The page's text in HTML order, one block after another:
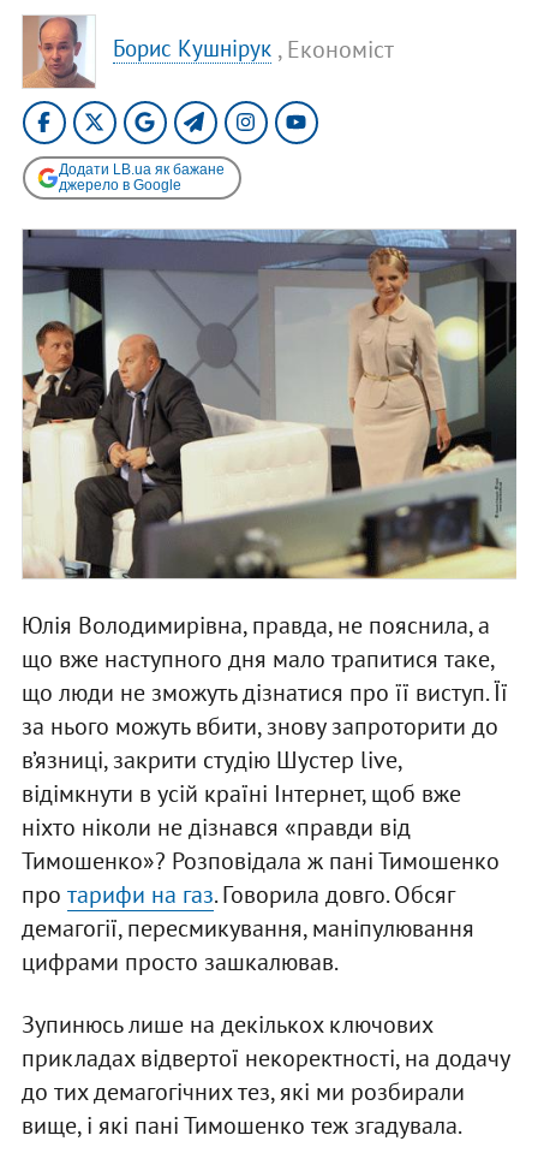
Борис Кушнірук , Економіст
Додати LB.ua як бажане
джерело в Google
Юлія Володимирівна, правда, не пояснила, а
що вже наступного дня мало трапитися таке,
що люди не зможуть дізнатися про її виступ. Її
за нього можуть вбити, знову запроторити до
в’язниці, закрити студію Шустер live,
відімкнути в усій країні Інтернет, щоб вже
ніхто ніколи не дізнався «правди від
Тимошенко»? Розповідала ж пані Тимошенко
про тарифи на газ. Говорила довго. Обсяг
демагогії, пересмикування, маніпулювання
цифрами просто зашкалював.
Зупинюсь лише на декількох ключових
прикладах відвертої некоректності, на додачу
до тих демагогічних тез, які ми розбирали
вище, і які пані Тимошенко теж згадувала.